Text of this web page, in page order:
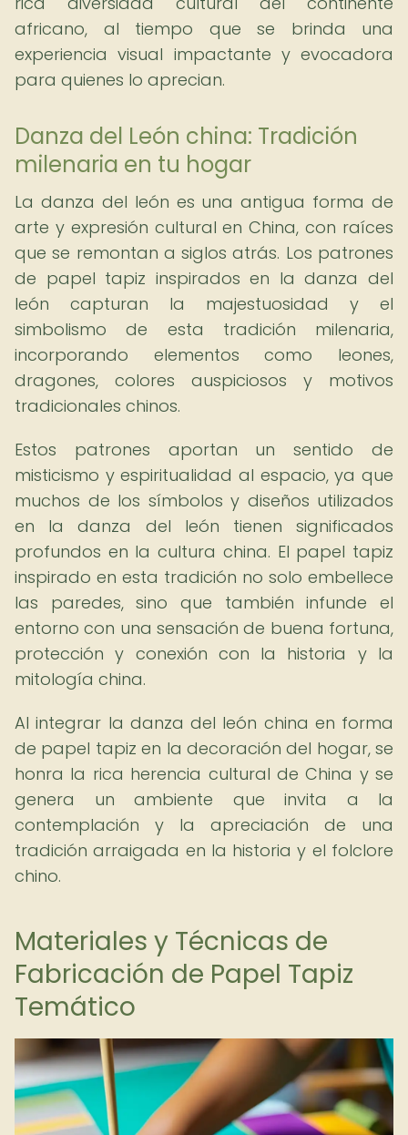
africano, al tiempo que se brinda una
experiencia visual impactante y evocadora
para quienes lo aprecian.
Danza del León china: Tradición
milenaria en tu hogar
La danza del león es una antigua forma de
arte y expresión cultural en China, con raíces
que se remontan a siglos atrás. Los patrones
de papel tapiz inspirados en la danza del
león capturan la majestuosidad y el
simbolismo de esta tradición milenaria,
incorporando elementos como leones,
dragones, colores auspiciosos y motivos
tradicionales chinos.
Estos patrones aportan un sentido de
misticismo y espiritualidad al espacio, ya que
muchos de los símbolos y diseños utilizados
en la danza del león tienen significados
profundos en la cultura china. El papel tapiz
inspirado en esta tradición no solo embellece
las paredes, sino que también infunde el
entorno con una sensación de buena fortuna,
protección y conexión con la historia y la
mitología china.
Al integrar la danza del león china en forma
de papel tapiz en la decoración del hogar, se
honra la rica herencia cultural de China y se
genera un ambiente que invita a la
contemplación y la apreciación de una
tradición arraigada en la historia y el folclore
chino.
Materiales y Técnicas de
Fabricación de Papel Tapiz
Temático